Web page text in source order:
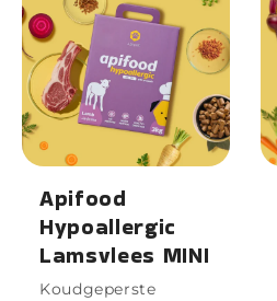
Apifood
Hypoallergic
Lamsvlees MINI
Koudgeperste